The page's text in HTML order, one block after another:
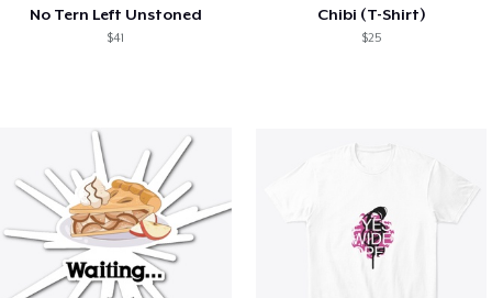
No Tern Left Unstoned
$41
Chibi (T-Shirt)
$25